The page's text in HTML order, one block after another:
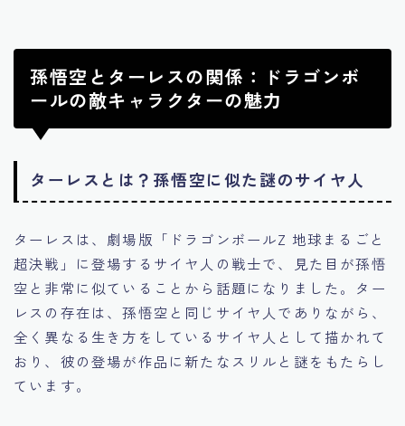
孫悟空とターレスの関係：ドラゴンボ
ールの敵キャラクターの魅力
ターレスとは？孫悟空に似た謎のサイヤ人
ターレスは、劇場版「ドラゴンボールZ 地球まるごと
超決戦」に登場するサイヤ人の戦士で、見た目が孫悟
空と非常に似ていることから話題になりました。ター
レスの存在は、孫悟空と同じサイヤ人でありながら、
全く異なる生き方をしているサイヤ人として描かれて
おり、彼の登場が作品に新たなスリルと謎をもたらし
ています。